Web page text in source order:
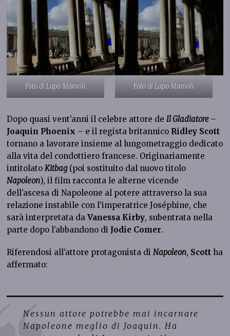
Foto di Lapo Mamoli Foto di Lapo Mamoli
Dopo quasi vent’anni il celebre attore deIl Gladiatore –
Joaquin Phoenix – e il regista britannico Ridley Scott
tornano a lavorare insieme al lungometraggio dedicato
alla vita del condottiero francese. Originariamente
intitolatoKitbag(poi sostituito dal nuovo titolo
Napoleon), il film racconta le alterne vicende
dell’ascesa di Napoleone al potere attraverso la sua
relazione instabile con l’imperatrice Joséphine, che
sarà interpretata daVanessa Kirby, subentrata nella
parte dopo l’abbandono di Jodie Comer.
Riferendosi all’attore protagonista diNapoleon, Scottha
affermato:
Nessun attore potrebbe mai incarnare
Napoleone meglio di Joaquin. Ha